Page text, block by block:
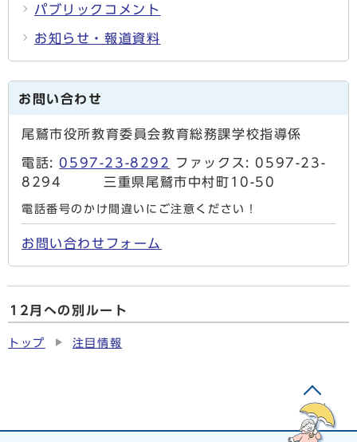
パブリックコメント
お知らせ・報道資料
お問い合わせ
尾鷲市役所教育委員会教育総務課学校指導係
電話: 0597-23-8292
ファックス: 0597-23-
8294 三重県尾鷲市中村町10-50
電話番号のかけ間違いにご注意ください！
お問い合わせフォーム
12月への別ルート
トップ 注目情報